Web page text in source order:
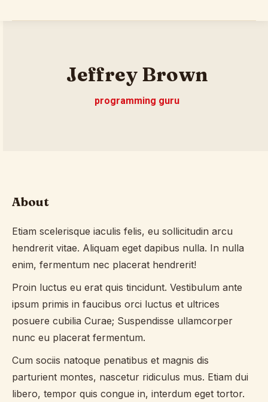
Jeffrey Brown
programming guru
About
Etiam scelerisque iaculis felis, eu sollicitudin arcu
hendrerit vitae. Aliquam eget dapibus nulla. In nulla
enim, fermentum nec placerat hendrerit!
Proin luctus eu erat quis tincidunt. Vestibulum ante
ipsum primis in faucibus orci luctus et ultrices
posuere cubilia Curae; Suspendisse ullamcorper
nunc eu placerat fermentum.
Cum sociis natoque penatibus et magnis dis
parturient montes, nascetur ridiculus mus. Etiam dui
libero, tempor quis congue in, interdum eget tortor.